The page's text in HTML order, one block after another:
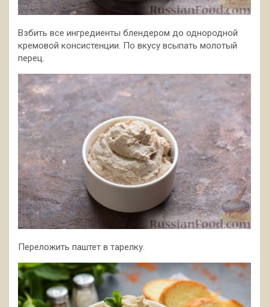
Взбить все ингредиенты блендером до однородной
кремовой консистенции. По вкусу всыпать молотый
перец.
Переложить паштет в тарелку.